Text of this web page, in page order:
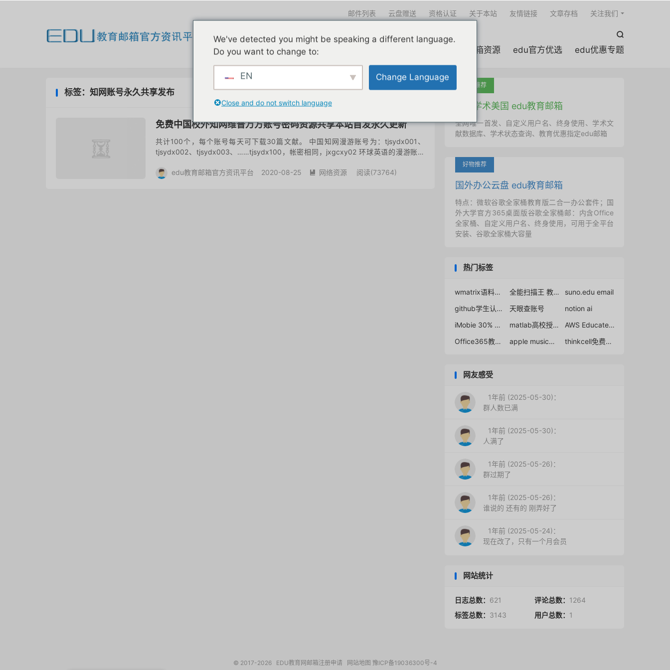
我们一直在努力

edu邮箱申请 edu邮箱资源 edu官方优选 edu优惠专题
邮件列表 云盘赠送 资格认证 关于本站 友情链接 文章存档 关注我们
共 1 篇文章
标签：知网账号永久共享发布
免费中国校外知网维普万方账号密码资源共享本站首发永久更新
共计100个，每个账号每天可下载30篇文献。 中国知网漫游账号为：tjsydx001、
tjsydx002、tjsydx003、……tjsydx100，帐密相同，jxgcxy02 环球英语的漫游账号
edu教育邮箱官方资讯平台
2020-08-25  网络资源 阅读(73764)
吐血推荐
国外学术美国 edu教育邮箱
全网唯一首发、自定义用户名、终身使用、学术文
献数据库、学术状态查询、教育优惠指定edu邮箱
好物推荐
国外办公云盘 edu教育邮箱
特点：微软谷歌全家桶教育版二合一办公套件；国
外大学官方365桌面版谷歌全家桶邮：内含Office
全家桶、自定义用户名、终身使用，可用于全平台
安装、谷歌全家桶大容量
热门标签
wmatrix语料库账号 全能扫描王 教育邮箱
suno.edu email
github学生认证最新方法
天眼查账号
notion ai
iMobie 30% Student Discount
matlab高校授权申请
AWS Educate帐号学生认证
Office365教育版免费申请
apple music大学生认证 thinkcell免费破解获取教程
网友感受
1年前 (2025-05-30)：
群人数已满
1年前 (2025-05-30)：
人满了
1年前 (2025-05-26)：
群过期了
1年前 (2025-05-26)：
谁说的 还有的 刚弄好了
1年前 (2025-05-24)：
现在改了，只有一个月会员
网站统计
日志总数： 621 评论总数： 1264
标签总数： 3143 用户总数： 1
© 2017-2026 EDU教育网邮箱注册申请 网站地图 豫ICP备19036300号-4
We've detected you might be speaking a different language.
Do you want to change to:
EN Change Language
Close and do not switch language